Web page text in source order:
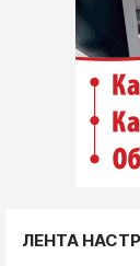
ЛЕНТА